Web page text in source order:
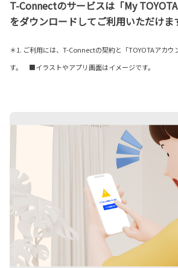
T-Connectのサービスは「My
をダウンロードしてご利用いただけま
＊1. ご利用には、T-Connectの契約と「TOYOTAアカウ
す。 ■イラストやアプリ画面はイメージです。